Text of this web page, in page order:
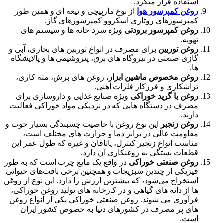
استفاده قرار میگرد.
روغن کمپرسور هوا
از نوع مارپیچی و تیغه ای و همین طور
کمپرسورهای روتاری اسکروو کمپرسورهای گاز.
روغن کمپرسور برودتی ویژه سرد خانه ها و سیستم های
تهویه.
روغن توربین برای مصرف در انواع توربین های بخاری، آبی و
گازی صنعتی در نیروگاه های برق، پتروشیمی ها و پالایشگاه
ها.
روغن مخصوص ماشین ابزار ، روغن های برش، مته کاری،
تراشکاری و فرزکار فلزات آهنی.
روغن با گرید خوراکی ویژه صنایع غذایی و داروسازی برای
مصرف در دستگاه هایی که در نزدیکی مواد خوراکی فعالیت
دارند.
روغن زنجیر
این نوع روغن با خاصیت چسبندگی بسیار خوب و
مقاومت عالی در برابر دما و حرارت های مختلف است،
مناسب انواع زنجیر کنترل، یاتاقان و غیره که طول عمر این
قطعات بستگی به روغنکاری آن دارد.
روغن صنعتی خوراکی در واقع یک مایع چرب است که به طور
فیزیکی از چندین سبزیجات و همچنین برخی بافت‌های حیوانی
استخراج می‌شود، که بیشترین ارزش را دارد. این نوع از روغن
ها از دانه های گیاهی و در کارخانه های تولید روغن خوراکی،
فرآوری می شوند. روغن صنعتی خوراکی یکی از انواع روغن
های پر مصرف در کشورهای دنیا به خصوص کشور ایران
است.